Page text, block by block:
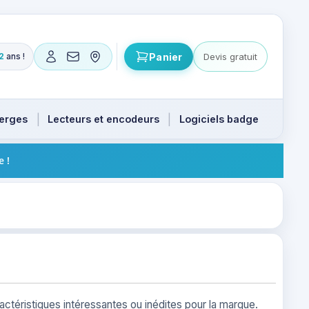
Flèches haut et bas pour naviguer, Entrée pour
Panier Devis gratuit
ans !
Lecteurs et encodeurs Logiciels badge
!
intéressantes ou inédites pour la marque.